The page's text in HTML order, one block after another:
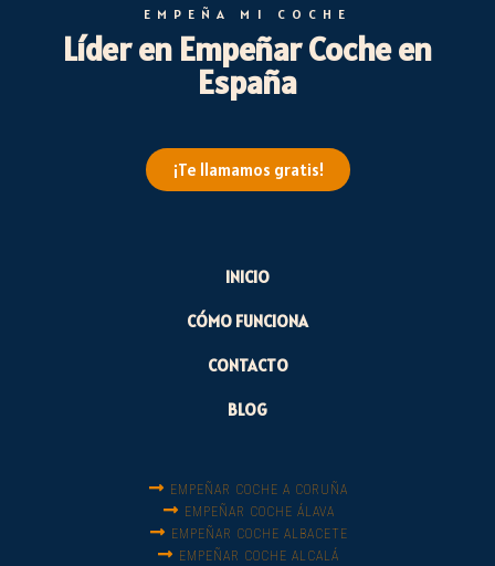
EMPEÑA MI COCHE
Líder en Empeñar Coche en
España
¡Te llamamos gratis!
INICIO
CÓMO FUNCIONA
CONTACTO
BLOG
EMPEÑAR COCHE A CORUÑA
EMPEÑAR COCHE ÁLAVA
EMPEÑAR COCHE ALBACETE
EMPEÑAR COCHE ALCALÁ